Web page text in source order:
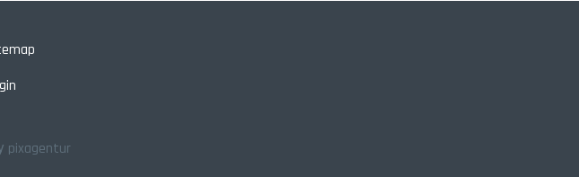
pixagentur